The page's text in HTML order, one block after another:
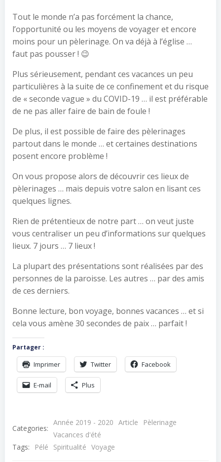
Tout le monde n’a pas forcément la chance,
l’opportunité ou les moyens de voyager et encore
moins pour un pèlerinage. On va déjà à l’église …
faut pas pousser ! 😉
Plus sérieusement, pendant ces vacances un peu
particulières à la suite de ce confinement et du risque
de « seconde vague » du COVID-19 … il est préférable
de ne pas aller faire de bain de foule !
De plus, il est possible de faire des pèlerinages
partout dans le monde … et certaines destinations
posent encore problème !
On vous propose alors de découvrir ces lieux de
pèlerinages … mais depuis votre salon en lisant ces
quelques lignes.
Rien de prétentieux de notre part … on veut juste
vous centraliser un peu d’informations sur quelques
lieux. 7 jours … 7 lieux !
La plupart des présentations sont réalisées par des
personnes de la paroisse. Les autres … par des amis
de ces derniers.
Bonne lecture, bon voyage, bonnes vacances … et si
cela vous amène 30 secondes de paix … parfait !
Partager :
Imprimer Twitter Facebook
E-mail Plus
Categories:
Année 2019 - 2020 Article
Pèlerinage
Vacances d'été
Tags:
Pélé Spiritualité Voyage